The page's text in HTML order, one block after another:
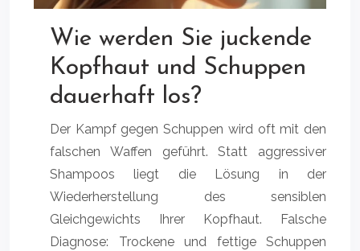
Wie werden Sie juckende
Kopfhaut und Schuppen
dauerhaft los?
Der Kampf gegen Schuppen wird oft mit den
falschen Waffen geführt. Statt aggressiver
Shampoos liegt die Lösung in der
Wiederherstellung des sensiblen
Gleichgewichts Ihrer Kopfhaut. Falsche
Diagnose: Trockene und fettige Schuppen